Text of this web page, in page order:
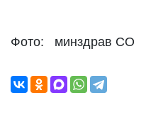
Фото: минздрав СО